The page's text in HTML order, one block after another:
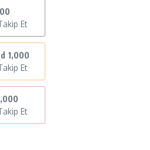
Et
1,000
Et
Et